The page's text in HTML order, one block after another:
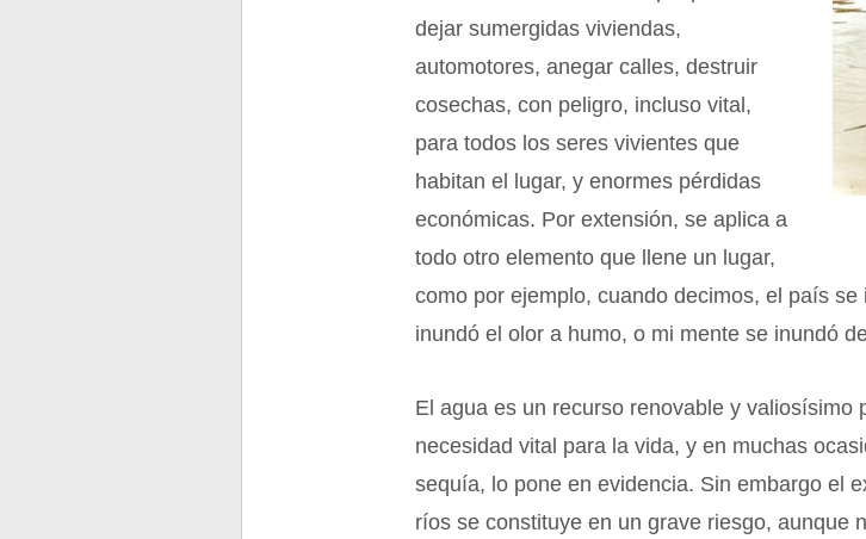
dejar sumergidas viviendas,
automotores, anegar calles, destruir
cosechas, con peligro, incluso vital,
para todos los seres vivientes que
habitan el lugar, y enormes pérdidas
económicas. Por extensión, se aplica a
todo otro elemento que llene un lugar,
como por ejemplo, cuando decimos, el país
inundó el olor a humo, o mi mente se inundó
El agua es un recurso renovable y valiosísimo
necesidad vital para la vida, y en muchas
sequía, lo pone en evidencia. Sin embargo el
ríos se constituye en un grave riesgo, aunque